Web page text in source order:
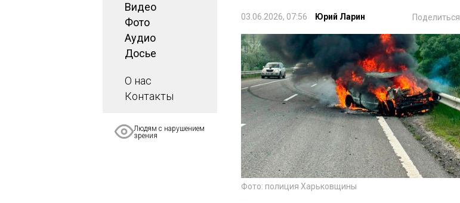
Видео
Фото
Аудио
Досье
О нас
Контакты
Людям с нарушением
зрения
03.06.2026, 07:56 Юрий Ларин Поделиться
Фото: полиция Харьковщины